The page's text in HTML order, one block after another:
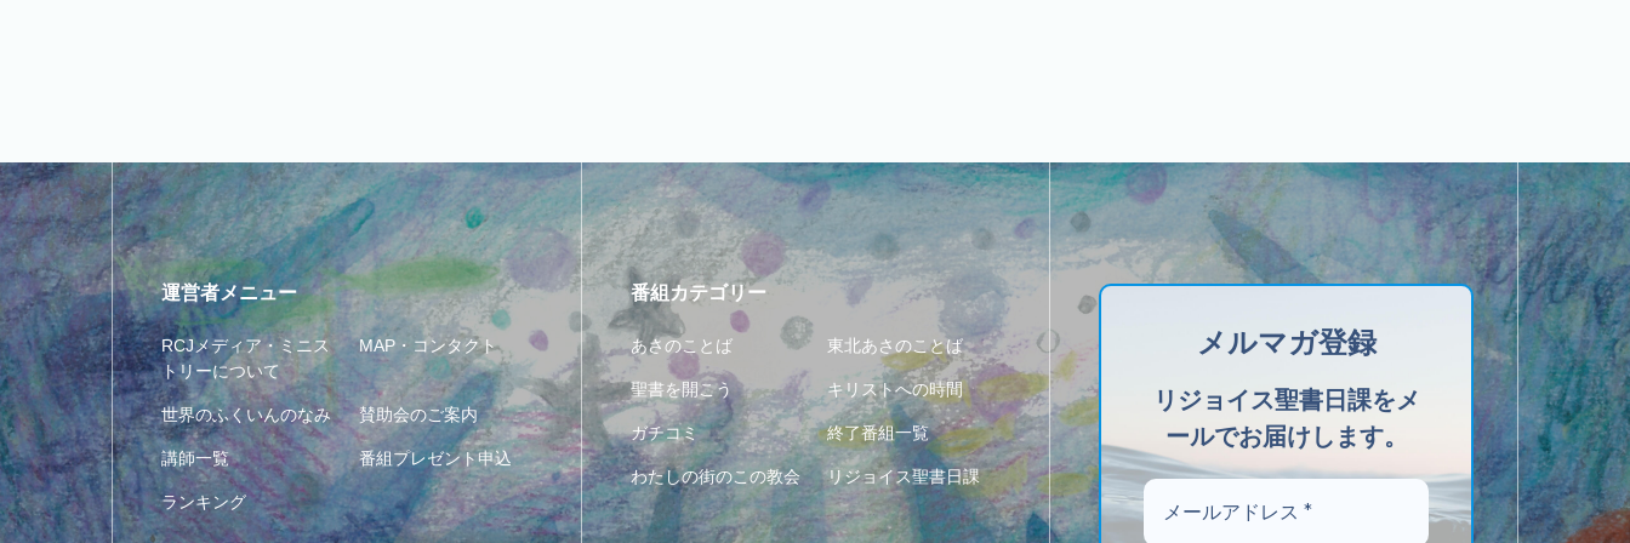
運営者メニュー
RCJメディア・ミニス
トリーについて
MAP・コンタクト
世界のふくいんのなみ 賛助会のご案内
講師一覧 番組プレゼント申込
ランキング
番組カテゴリー
あさのことば 東北あさのことば
聖書を開こう キリストへの時間
ガチコミ 終了番組一覧
わたしの街のこの教会 リジョイス聖書日課
メルマガ登録
リジョイス聖書日課をメ
ールでお届けします。